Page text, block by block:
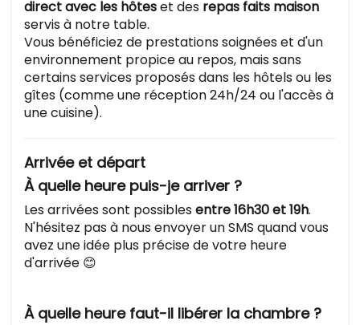
direct avec les hôteset des repas faits maison
servis à notre table.
Vous bénéficiez de prestations soignées et d'un
environnement propice au repos, mais sans
certains services proposés dans les hôtels ou les
gîtes (comme une réception 24h/24 ou l'accès à
une cuisine).
Arrivée et départ
À quelle heure puis-je arriver ?
Les arrivées sont possiblesentre 16h30 et 19h.
N'hésitez pas à nous envoyer un SMS quand vous
avez une idée plus précise de votre heure
d'arrivée 😊
À quelle heure faut-il libérer la chambre ?